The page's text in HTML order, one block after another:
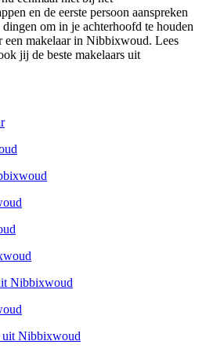
en de eerste persoon aanspreken
om in je achterhoofd te houden
een makelaar in Nibbixwoud. Lees
jij de beste makelaars uit
Nibbixwoud
uit Nibbixwoud